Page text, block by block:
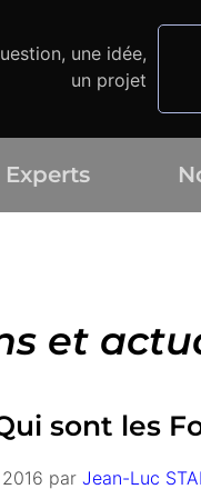
une idée,
un projet
Experts
et
sont les
par Jean-Luc